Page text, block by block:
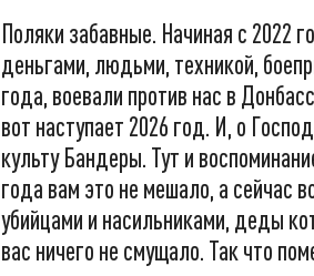
Поляки забавные. Начиная с 2022
деньгами, людьми, техникой,
года, воевали против нас в
вот наступает 2026 год. И, о
культу Бандеры. Тут и
года вам это не мешало, а сейчас
убийцами и насильниками, деды
вас ничего не смущало. Так что